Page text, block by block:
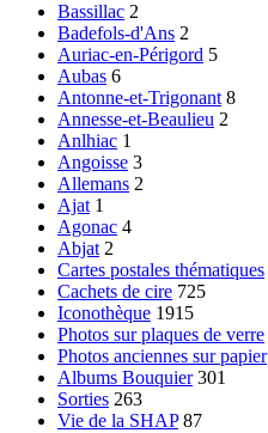
Bassillac 2
Badefols-d'Ans 2
Auriac-en-Périgord 5
Aubas 6
Antonne-et-Trigonant 8
Annesse-et-Beaulieu 2
Anlhiac 1
Angoisse 3
Allemans 2
Ajat 1
Agonac 4
Abjat 2
Cartes postales thématiques
Cachets de cire 725
Iconothèque 1915
Photos sur plaques de verre
Photos anciennes sur papier
Albums Bouquier 301
Sorties 263
Vie de la SHAP 87